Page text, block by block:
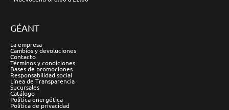
GÉANT
La empresa
Cambios y devoluciones
Contacto
Términos y condiciones
Bases de promociones
Responsabilidad social
Línea de Transparencia
Sucursales
Catálogo
Política energética
Política de privacidad